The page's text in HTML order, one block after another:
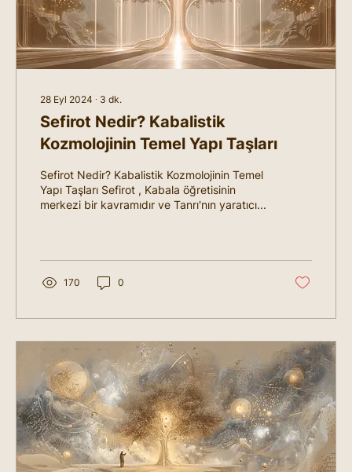
28 Eyl 2024 ∙ 3 dk.
Sefirot Nedir? Kabalistik
Kozmolojinin Temel Yapı Taşları
Sefirot Nedir? Kabalistik Kozmolojinin Temel
Yapı Taşları Sefirot , Kabala öğretisinin
merkezi bir kavramıdır ve Tanrı'nın yaratıcı...
170 0